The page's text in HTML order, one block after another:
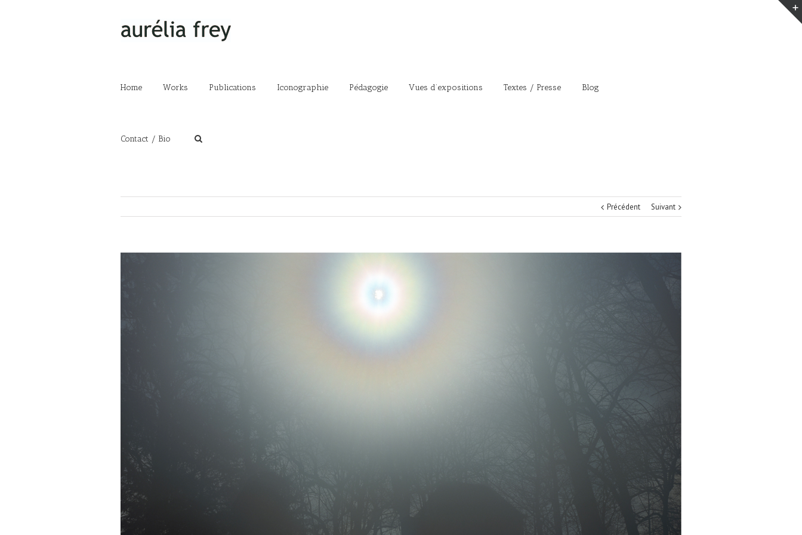
Home Works Publications Iconographie Pédagogie Vues d’expositions Textes / Presse Blog
Contact / Bio
Précédent Suivant